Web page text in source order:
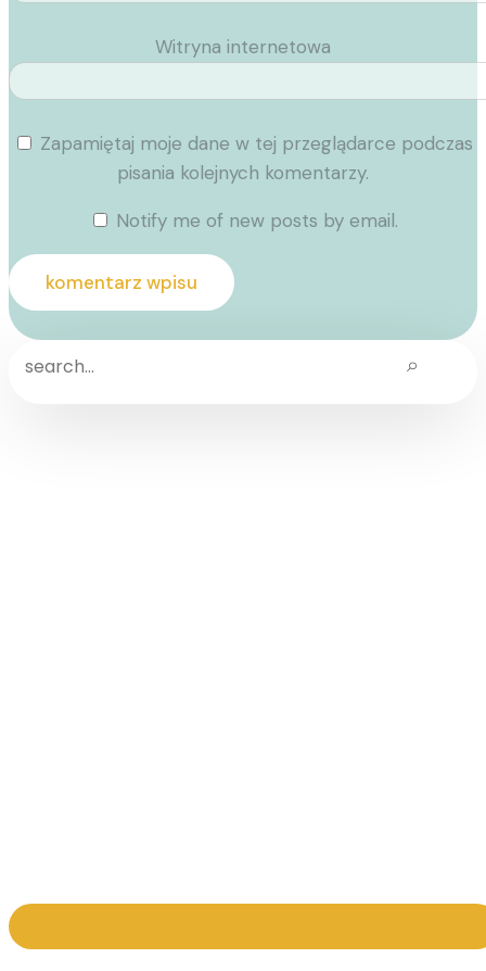
Witryna internetowa
Zapamiętaj moje dane w tej przeglądarce podczas
pisania kolejnych komentarzy.
Notify me of new posts by email.